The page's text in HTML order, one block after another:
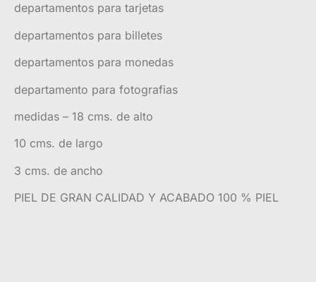
departamentos para tarjetas
departamentos para billetes
departamentos para monedas
departamento para fotografias
medidas – 18 cms. de alto
10 cms. de largo
3 cms. de ancho
PIEL DE GRAN CALIDAD Y ACABADO 100 % PIEL